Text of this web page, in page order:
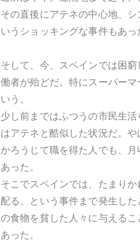
その直後にアテネの中心地、
いうショッキングな事件もあっ
そして、今、スペインでは困
働者が殆どだ。特にスーパー
いう。
少し前まではふつうの市民生
はアテネと酷似した状況だ。
かろうじて職を得た人でも、
あった。
そこでスペインでは、たまり
配る、という事件まで発生し
の食物を貧した人々に与える
あった。